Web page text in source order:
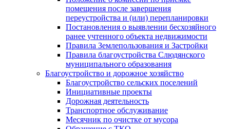
помещения после завершения
переустройства и (или) перепланировки
Постановления о выявлении бесхозяйного
ранее учтенного объекта недвижимости
Правила Землепользования и Застройки
Правила благоустройства Слюдянского
муниципального образования
Благоустройство и дорожное хозяйство
Благоустройство сельских поселений
Инициативные проекты
Дорожная деятельность
Транспортное обслуживание
Месячник по очистке от мусора